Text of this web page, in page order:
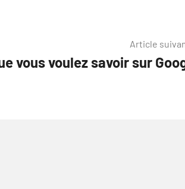
Article
vous voulez savoir sur